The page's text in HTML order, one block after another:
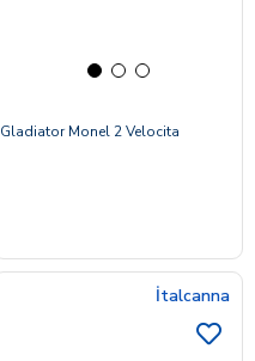
Gladiator Monel 2 Velocita
İtalcanna